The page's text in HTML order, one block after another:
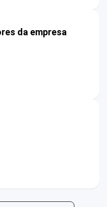
da empresa